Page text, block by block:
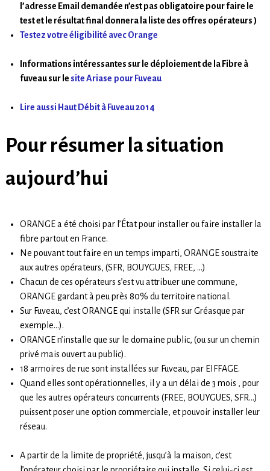
l’adresse Email demandée n’est pas obligatoire pour faire le
test et le résultat final donnera la liste des offres opérateurs )
Testez votre éligibilité avec Orange
Informations intéressantes sur le déploiement de la Fibre à
fuveau sur le site Ariase pour Fuveau
Lire aussi Haut Débit à Fuveau 2014
Pour résumer la situation
aujourd’hui
ORANGE a été choisi par l’État pour installer ou faire installer la
fibre partout en France.
Ne pouvant tout faire en un temps imparti, ORANGE soustraite
aux autres opérateurs, (SFR, BOUYGUES, FREE, …)
Chacun de ces opérateurs s’est vu attribuer une commune,
ORANGE gardant à peu près 80% du territoire national.
Sur Fuveau, c’est ORANGE qui installe (SFR sur Gréasque par
exemple…).
ORANGE n’installe que sur le domaine public, (ou sur un chemin
privé mais ouvert au public).
18 armoires de rue sont installées sur Fuveau, par EIFFAGE.
Quand elles sont opérationnelles, il y a un délai de 3 mois , pour
que les autres opérateurs concurrents (FREE, BOUYGUES, SFR…)
puissent poser une option commerciale, et pouvoir installer leur
réseau.
A partir de la limite de propriété, jusqu’à la maison, c’est